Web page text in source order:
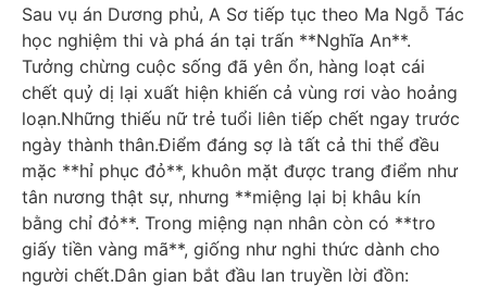
Sau vụ án Dương phủ, A Sơ tiếp tục theo Ma Ngỗ Tác
học nghiệm thi và phá án tại trấn **Nghĩa An**.
Tưởng chừng cuộc sống đã yên ổn, hàng loạt cái
chết quỷ dị lại xuất hiện khiến cả vùng rơi vào hoảng
loạn.Những thiếu nữ trẻ tuổi liên tiếp chết ngay trước
ngày thành thân.Điểm đáng sợ là tất cả thi thể đều
mặc **hỉ phục đỏ**, khuôn mặt được trang điểm như
tân nương thật sự, nhưng **miệng lại bị khâu kín
bằng chỉ đỏ**. Trong miệng nạn nhân còn có **tro
giấy tiền vàng mã**, giống như nghi thức dành cho
người chết.Dân gian bắt đầu lan truyền lời đồn: